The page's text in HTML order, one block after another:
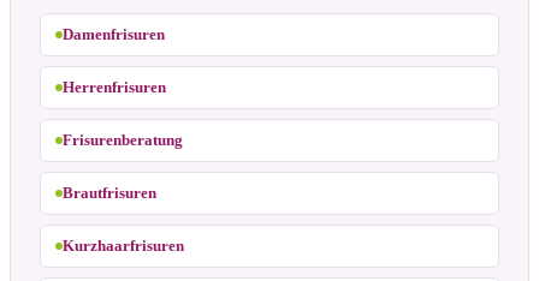
Damenfrisuren
Herrenfrisuren
Frisurenberatung
Brautfrisuren
Kurzhaarfrisuren